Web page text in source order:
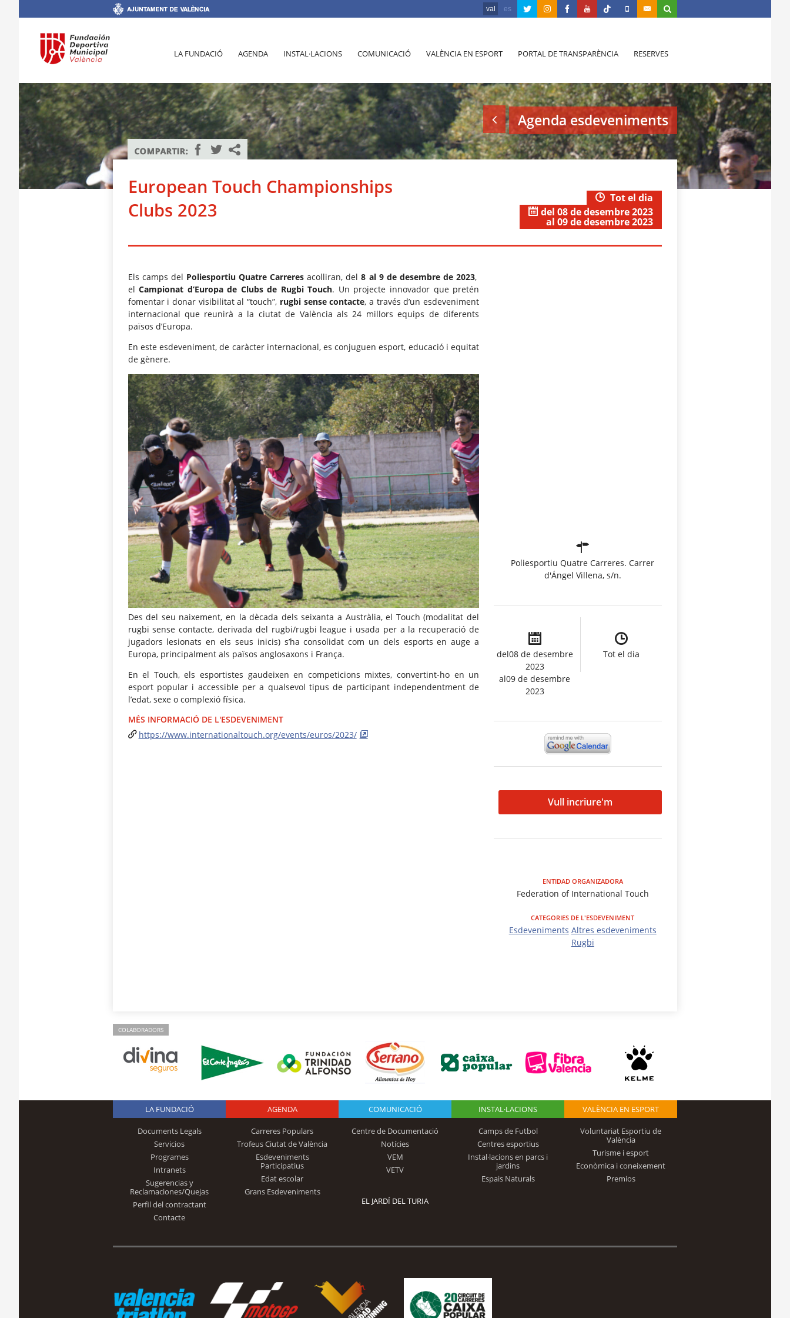
val es
LA FUNDACIÓ AGENDA INSTAL·LACIONS COMUNICACIÓ VALÈNCIA EN ESPORT PORTAL DE TRANSPARÈNCIA RESERVES
Agenda esdeveniments
European Touch Championships
Clubs 2023
Tot el dia
del 08 de desembre 2023
al 09 de desembre 2023
Els camps del Poliesportiu Quatre Carreres acolliran, del8 al 9 de desembre de 2023,
el Campionat d’Europa de Clubs de Rugbi Touch. Un projecte innovador que pretén
fomentar i donar visibilitat al “touch”, rugbi sense contacte, a través d’un esdeveniment
internacional que reunirà a la ciutat de València als 24 millors equips de diferents
països d’Europa.
En este esdeveniment, de caràcter internacional, es conjuguen esport, educació i equitat
de gènere.
Des del seu naixement, en la dècada dels seixanta a Austràlia, el Touch (modalitat del
rugbi sense contacte, derivada del rugbi/rugbi league i usada per a la recuperació de
jugadors lesionats en els seus inicis) s’ha consolidat com un dels esports en auge a
Europa, principalment als països anglosaxons i França.
En el Touch, els esportistes gaudeixen en competicions mixtes, convertint-ho en un
esport popular i accessible per a qualsevol tipus de participant independentment de
l’edat, sexe o complexió física.
MÉS INFORMACIÓ DE L'ESDEVENIMENT
https://www.internationaltouch.org/events/euros/2023/
Poliesportiu Quatre Carreres. Carrer
d'Ángel Villena, s/n.
del08 de desembre
2023
al09 de desembre
2023
Tot el dia
Vull incriure'm
ENTIDAD ORGANIZADORA
Federation of International Touch
CATEGORIES DE L'ESDEVENIMENT
Esdeveniments Altres esdeveniments
Rugbi
COLABORADORS
Logo Fundación
Trinidad Alfonso
LA FUNDACIÓ
Documents Legals
Servicios
Programes
Intranets
Sugerencias y
Reclamaciones/Quejas
Perfil del contractant
Contacte
AGENDA
Carreres Populars
Trofeus Ciutat de València
Esdeveniments
Participatius
Edat escolar
Grans Esdeveniments
COMUNICACIÓ
Centre de Documentació
Notícies
VEM
VETV
INSTAL·LACIONS
Camps de Futbol
Centres esportius
Instal·lacions en parcs i
jardins
Espais Naturals
VALÈNCIA EN ESPORT
Voluntariat Esportiu de
València
Turisme i esport
Econòmica i coneixement
Premios
EL JARDÍ DEL TURIA